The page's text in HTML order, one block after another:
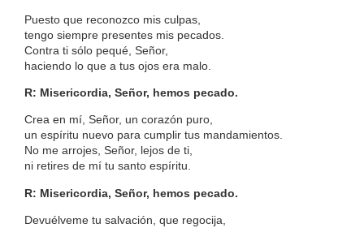
Puesto que reconozco mis culpas,
tengo siempre presentes mis pecados.
Contra ti sólo pequé, Señor,
haciendo lo que a tus ojos era malo.
R: Misericordia, Señor, hemos pecado.
Crea en mí, Señor, un corazón puro,
un espíritu nuevo para cumplir tus mandamientos.
No me arrojes, Señor, lejos de ti,
ni retires de mí tu santo espíritu.
R: Misericordia, Señor, hemos pecado.
Devuélveme tu salvación, que regocija,